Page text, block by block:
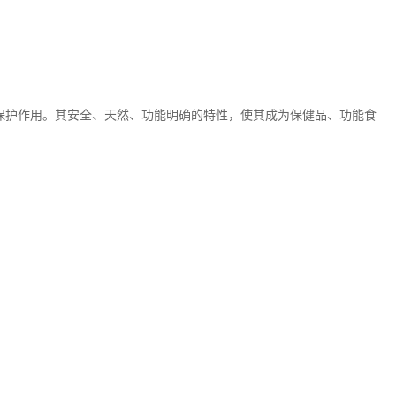
作用。其安全、天然、功能明确的特性，使其成为保健品、功能食